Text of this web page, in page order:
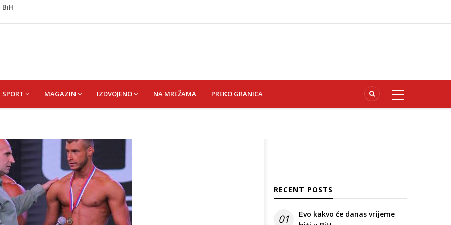
Nezvanično, osumnjičena supruga ubijenog
Senija – Sena
SPORT MAGAZIN IZDVOJENO NA MREŽAMA PREKO GRANICA
RECENT POSTS
01
Evo kakvo će danas vrijeme